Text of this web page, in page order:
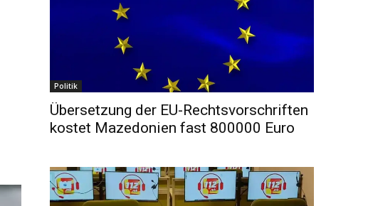
Politik
Übersetzung der EU-Rechtsvorschriften
kostet Mazedonien fast 800000 Euro